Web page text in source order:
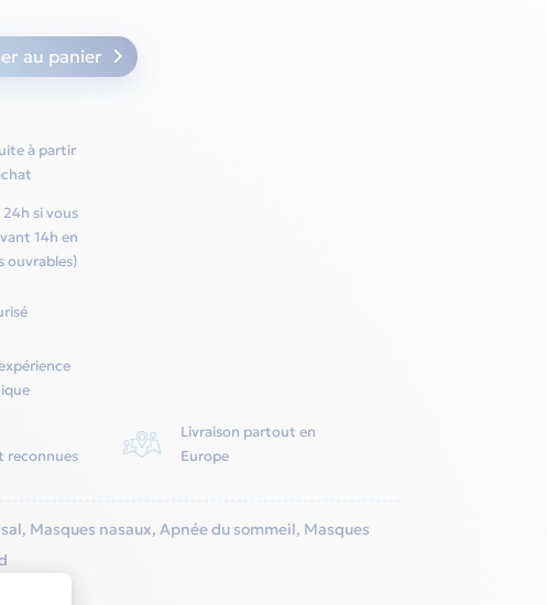
au panier
à partir
si vous
14h en
ouvrables)
reconnues
Livraison partout en
Europe
, Masques nasaux, Apnée du sommeil, Masques